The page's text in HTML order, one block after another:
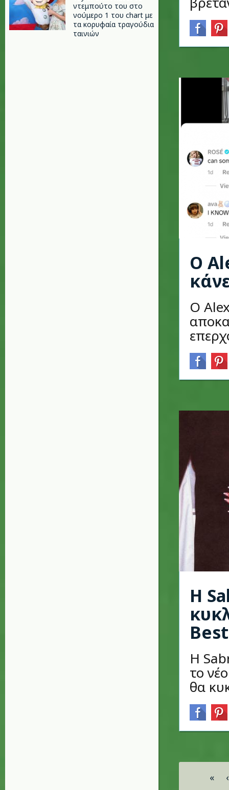
ντεμπούτο του στο
νούμερο 1 του chart με
τα κορυφαία τραγούδια
ταινιών
Ο
Ο
Η
Η
το
θα
Σελίδες
« ‹